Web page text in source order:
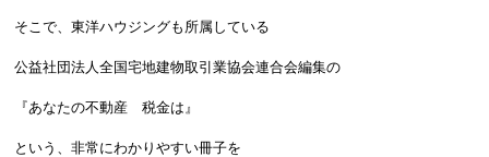
そこで、東洋ハウジングも所属している
公益社団法人全国宅地建物取引業協会連合会編集の
『あなたの不動産 税金は』
という、非常にわかりやすい冊子を